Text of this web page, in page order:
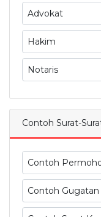
Advokat
Hakim
Notaris
Contoh Surat-
Contoh
Contoh Gugatan